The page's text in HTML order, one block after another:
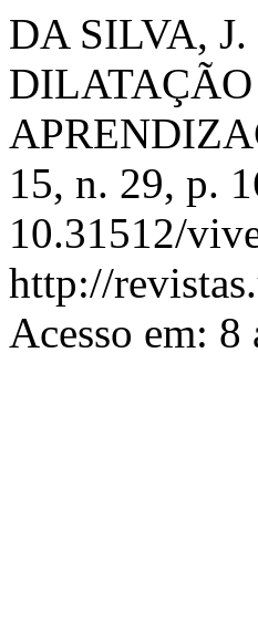
DA SILVA,
15, n. 29, p.
10.31512/
http://
Acesso em: 8